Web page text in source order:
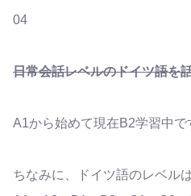
04
日常会話レベルのドイツ語を
A1から始めて現在B2学習中で
ちなみに、ドイツ語のレベル